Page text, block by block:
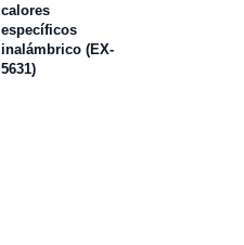
calores
específicos
inalámbrico (EX-
5631)